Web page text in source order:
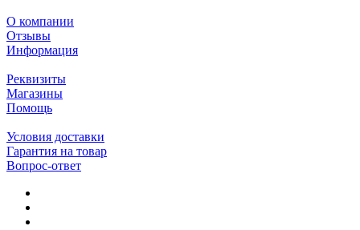
О компании
Отзывы
Информация
Реквизиты
Магазины
Помощь
Условия доставки
Гарантия на товар
Вопрос-ответ